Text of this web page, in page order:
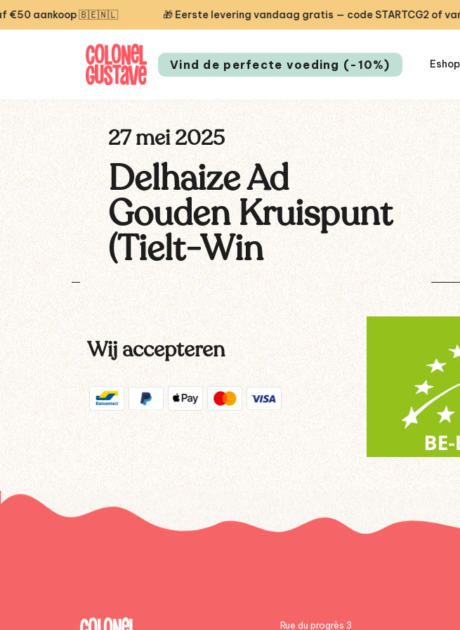
aankoop 🇧🇪🇳🇱 🎁 Eerste levering vandaag gratis — code STARTCG2 of
Vind de perfecte voeding (-10%) Eshop
27 mei 2025
Delhaize Ad
Gouden Kruispunt
(Tielt-Win
Wij accepteren
Rue du progrès 3